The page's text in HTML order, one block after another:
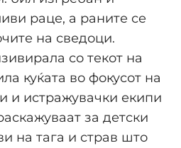
раце, а раните се
на сведоци.
со текот на
куќата во фокусот на
и истражувачки екипи
за детски
на тага и страв што